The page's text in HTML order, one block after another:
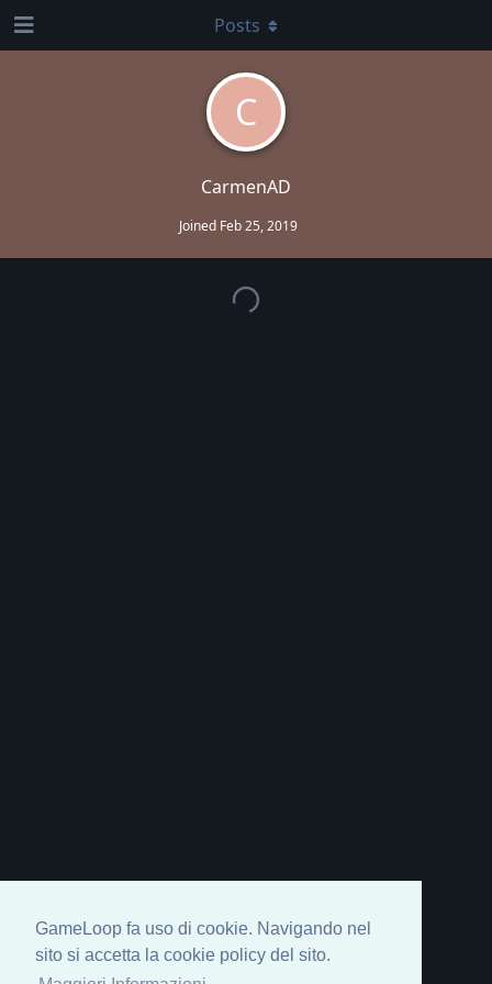
GameLoop fa uso di cookie. Navigando nel
sito si accetta la cookie policy del sito.
C
CarmenAD
Joined Feb 25, 2019
Posts